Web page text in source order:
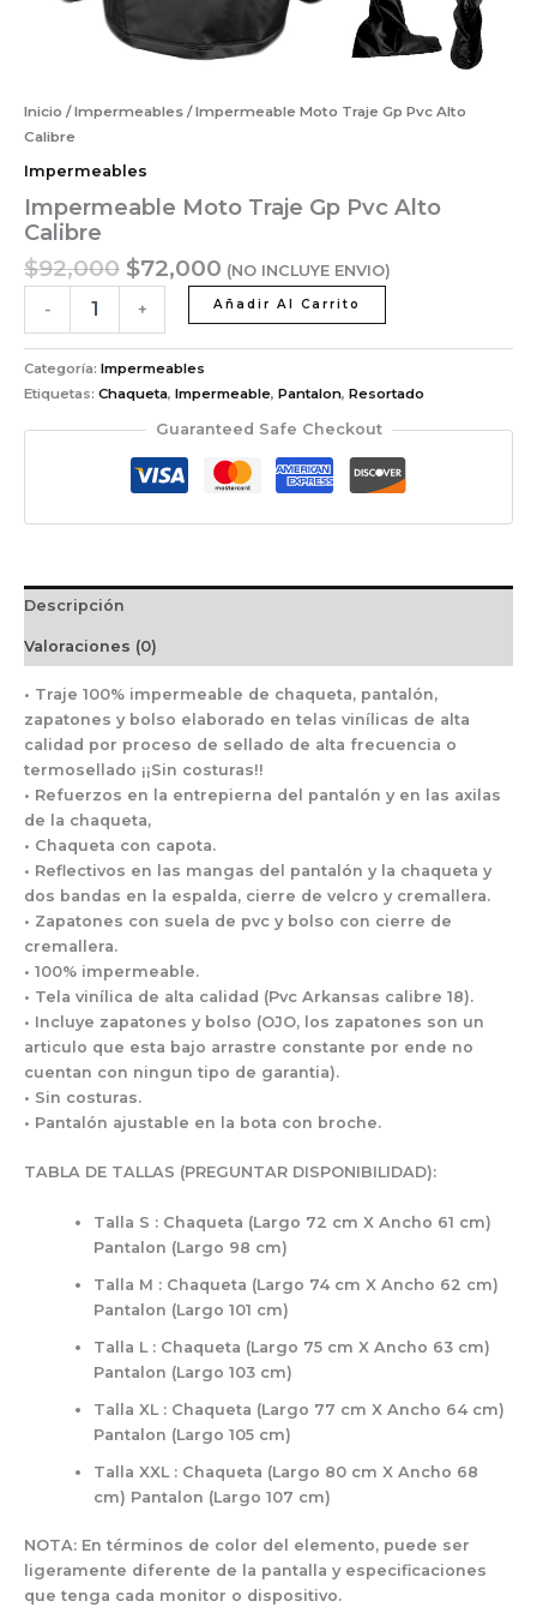
Inicio /Impermeables / Impermeable Moto Traje Gp Pvc Alto
Calibre
Impermeables
Impermeable Moto Traje Gp Pvc Alto
Calibre
$92,000 $72,000 (NO INCLUYE ENVIO)
- + Añadir Al Carrito
Categoría: Impermeables
Etiquetas: Chaqueta, Impermeable, Pantalon, Resortado
Guaranteed Safe Checkout
Descripción
Valoraciones (0)
• Traje 100% impermeable de chaqueta, pantalón,
zapatones y bolso elaborado en telas vinílicas de alta
calidad por proceso de sellado de alta frecuencia o
termosellado ¡¡Sin costuras!!
• Refuerzos en la entrepierna del pantalón y en las axilas
de la chaqueta,
• Chaqueta con capota.
• Reflectivos en las mangas del pantalón y la chaqueta y
dos bandas en la espalda, cierre de velcro y cremallera.
• Zapatones con suela de pvc y bolso con cierre de
cremallera.
• 100% impermeable.
• Tela vinílica de alta calidad (Pvc Arkansas calibre 18).
• Incluye zapatones y bolso (OJO, los zapatones son un
articulo que esta bajo arrastre constante por ende no
cuentan con ningun tipo de garantia).
• Sin costuras.
• Pantalón ajustable en la bota con broche.
TABLA DE TALLAS (PREGUNTAR DISPONIBILIDAD):
Talla S : Chaqueta (Largo 72 cm X Ancho 61 cm)
Pantalon (Largo 98 cm)
Talla M : Chaqueta (Largo 74 cm X Ancho 62 cm)
Pantalon (Largo 101 cm)
Talla L : Chaqueta (Largo 75 cm X Ancho 63 cm)
Pantalon (Largo 103 cm)
Talla XL : Chaqueta (Largo 77 cm X Ancho 64 cm)
Pantalon (Largo 105 cm)
Talla XXL : Chaqueta (Largo 80 cm X Ancho 68
cm) Pantalon (Largo 107 cm)
NOTA: En términos de color del elemento, puede ser
ligeramente diferente de la pantalla y especificaciones
que tenga cada monitor o dispositivo.